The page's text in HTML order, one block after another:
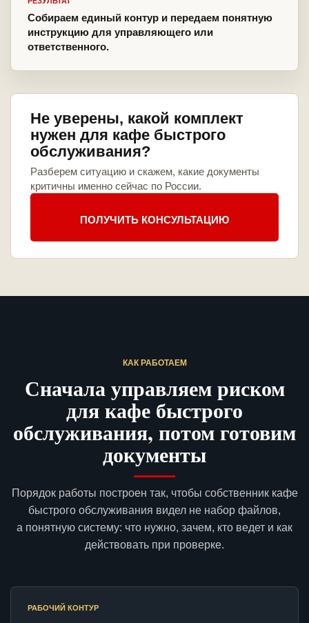
Собираем единый контур и передаем понятную
инструкцию для управляющего или
ответственного.
Не уверены, какой комплект
нужен для кафе быстрого
обслуживания?
Разберем ситуацию и скажем, какие документы
критичны именно сейчас по России.
ПОЛУЧИТЬ КОНСУЛЬТАЦИЮ
КАК РАБОТАЕМ
Сначала управляем риском
для кафе быстрого
обслуживания, потом готовим
документы
Порядок работы построен так, чтобы собственник кафе
быстрого обслуживания видел не набор файлов,
а понятную систему: что нужно, зачем, кто ведет и как
действовать при проверке.
РАБОЧИЙ КОНТУР